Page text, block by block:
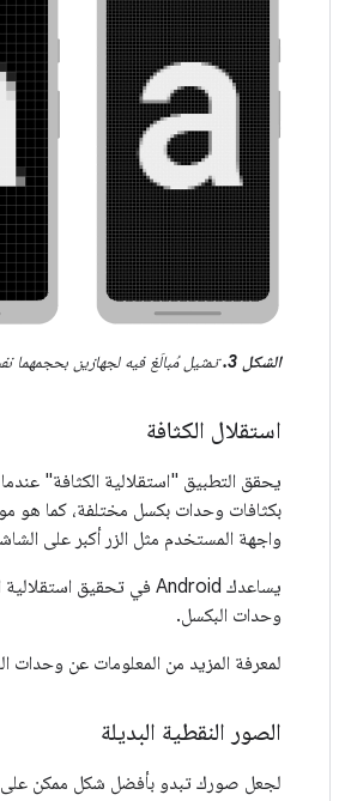
الشكل 3. تمثيل مُبالَغ فيه لجهازين بحجمهما
استقلال الكثافة
يحقق التطبيق "استقلالية الكثافة"
واجهة المستخدم مثل الزر أكبر على
يساعدك Android في تحقيق استقلالية الكثافة من خلال توفير
وحدات البكسل.
لمعرفة المزيد من المعلومات عن وحدات
الصور النقطية البديلة
لجعل صورك تبدو بأفضل شكل ممكن على